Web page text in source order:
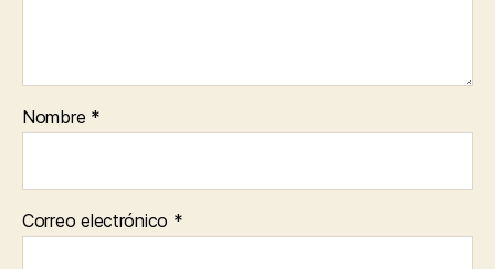
Nombre *
Correo electrónico *